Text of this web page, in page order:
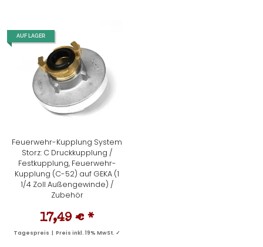
AUF LAGER
Feuerwehr-Kupplung System
Storz: C Druckkupplung /
Festkupplung, Feuerwehr-
Kupplung (C-52) auf GEKA (1
1/4 Zoll Außengewinde) /
Zubehör
17,49 € *
Tagespreis | Preis inkl. 19% MwSt. ✓